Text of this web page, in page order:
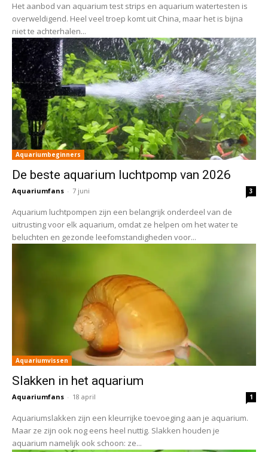
Het aanbod van aquarium test strips en aquarium watertesten is
overweldigend. Heel veel troep komt uit China, maar het is bijna
niet te achterhalen...
Aquariumbeginners
De beste aquarium luchtpomp van 2026
Aquariumfans - 7 juni 3
Aquarium luchtpompen zijn een belangrijk onderdeel van de
uitrusting voor elk aquarium, omdat ze helpen om het water te
beluchten en gezonde leefomstandigheden voor...
Aquariumvissen
Slakken in het aquarium
Aquariumfans - 18 april 1
Aquariumslakken zijn een kleurrijke toevoeging aan je aquarium.
Maar ze zijn ook nog eens heel nuttig. Slakken houden je
aquarium namelijk ook schoon: ze...